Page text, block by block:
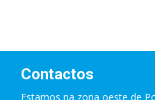
Contactos
Estamos na zona oeste de